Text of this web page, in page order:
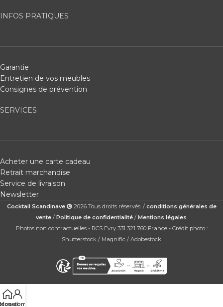
INFOS PRATIQUES
Garantie
Entretien de vos meubles
Consignes de prévention
SERVICES
Acheter une carte cadeau
Retrait marchandise
Service de livraison
Newsletter
Cocktail Scandinave 2026 Tous droits réservés. / conditions générales de
vente/ Politique de confidentialité/ Mentions légales
Photos non contractuelles - RCS Evry 331 321 760 France - Crédit photo :
Shutterstock / Magnific / Adobestock
compte